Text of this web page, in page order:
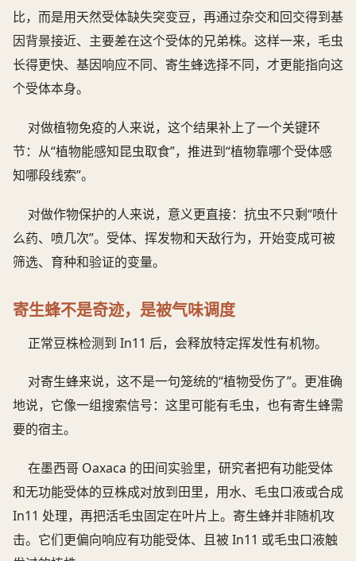
比，而是用天然受体缺失突变豆，再通过杂交和回交得到基
因背景接近、主要差在这个受体的兄弟株。这样一来，毛虫
长得更快、基因响应不同、寄生蜂选择不同，才更能指向这
个受体本身。
对做植物免疫的人来说，这个结果补上了一个关键环
节：从“植物能感知昆虫取食”，推进到“植物靠哪个受体感
知哪段线索”。
对做作物保护的人来说，意义更直接：抗虫不只剩“喷什
么药、喷几次”。受体、挥发物和天敌行为，开始变成可被
筛选、育种和验证的变量。
寄生蜂不是奇迹，是被气味调度
正常豆株检测到 In11 后，会释放特定挥发性有机物。
对寄生蜂来说，这不是一句笼统的“植物受伤了”。更准确
地说，它像一组搜索信号：这里可能有毛虫，也有寄生蜂需
要的宿主。
在墨西哥 Oaxaca 的田间实验里，研究者把有功能受体
和无功能受体的豆株成对放到田里，用水、毛虫口液或合成
In11 处理，再把活毛虫固定在叶片上。寄生蜂并非随机攻
击。它们更偏向响应有功能受体、且被 In11 或毛虫口液触